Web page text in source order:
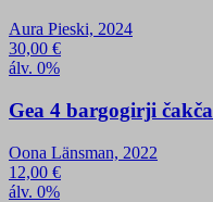
Aura Pieski, 2024
30,00 €
álv. 0%
Gea 4 bargogirji čakča
Oona Länsman, 2022
12,00 €
álv. 0%